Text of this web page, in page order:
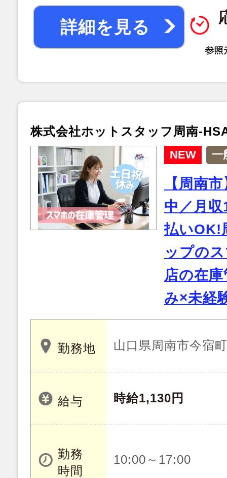
詳細を見る
株式会社ホットスタッフ周南-
NEW 一
【周南
中／月
払いOK!
ップの
店の在
み×未経
勤務地 山口県周南市今宿町
給与 時給1,130円
勤務
時間
10:00～17:00